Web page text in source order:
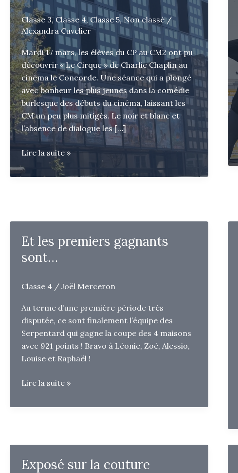
Classe 3, Classe 4,Classe 5, Non classé/
Alexandra Cuvelier
Mardi 17 mars, les élèves du CP au CM2 ont pu
découvrir « Le Cirque » de Charlie Chaplin au
cinéma le Concorde. Une séance qui a plongé
avec bonheur les plus jeunes dans la comédie
burlesque des débuts du cinéma, laissant les
CM un peu plus mitigés. Le noir et blanc et
l’absence de dialogue les […]
Cinéma
et
médiathèque
Lire la suite »
Et les premiers gagnants
sont…
Classe 4 / Joël Merceron
Au terme d’une première période très
disputée, ce sont finalement l’équipe des
Serpentard qui gagne la coupe des 4 maisons
avec 921 points ! Bravo à Léonie, Zoé, Alessio,
Louise et Raphaël !
Et
premiers
Lire la suite »
Exposé sur la couture